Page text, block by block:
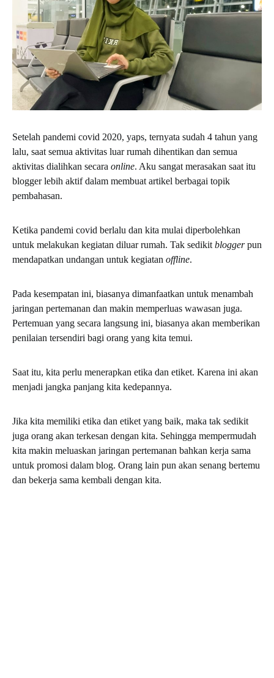
Setelah pandemi covid 2020, yaps, ternyata sudah 4 tahun yang
lalu, saat semua aktivitas luar rumah dihentikan dan semua
aktivitas dialihkan secara online. Aku sangat merasakan saat itu
blogger lebih aktif dalam membuat artikel berbagai topik
pembahasan.
Ketika pandemi covid berlalu dan kita mulai diperbolehkan
untuk melakukan kegiatan diluar rumah. Tak sedikitbloggerpun
mendapatkan undangan untuk kegiatan offline.
Pada kesempatan ini, biasanya dimanfaatkan untuk menambah
jaringan pertemanan dan makin memperluas wawasan juga.
Pertemuan yang secara langsung ini, biasanya akan memberikan
penilaian tersendiri bagi orang yang kita temui.
Saat itu, kita perlu menerapkan etika dan etiket. Karena ini akan
menjadi jangka panjang kita kedepannya.
Jika kita memiliki etika dan etiket yang baik, maka tak sedikit
juga orang akan terkesan dengan kita. Sehingga mempermudah
kita makin meluaskan jaringan pertemanan bahkan kerja sama
untuk promosi dalam blog. Orang lain pun akan senang bertemu
dan bekerja sama kembali dengan kita.